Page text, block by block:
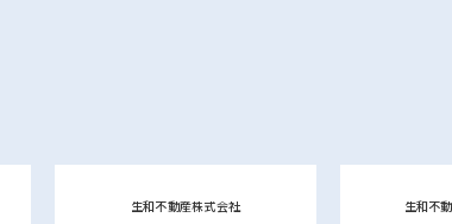
生和不動産株式会社 生和不